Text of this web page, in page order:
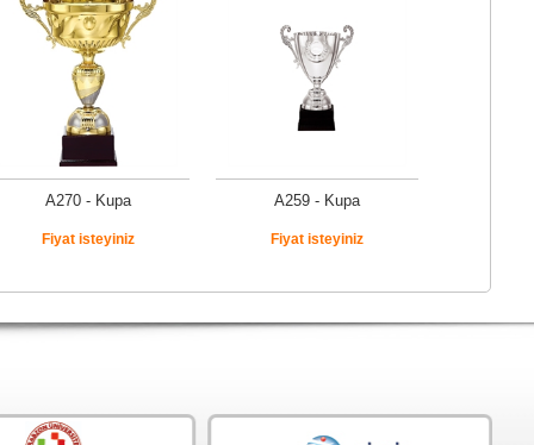
A270 - Kupa
Fiyat isteyiniz
A259 - Kupa
Fiyat isteyiniz